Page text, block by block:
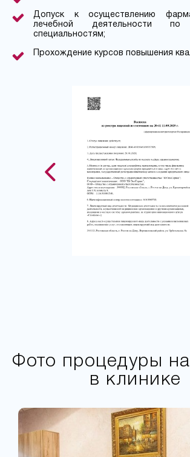
Допуск к осуществлению
лечебной деятельности по
специальностям;
Прохождение курсов повышения
Фото процедуры
в клинике